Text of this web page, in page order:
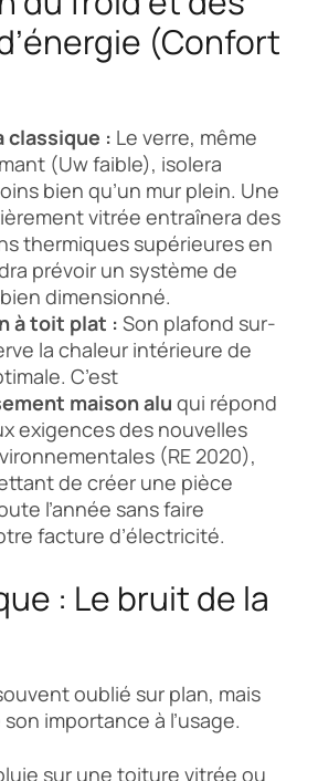
(Confort
classique : Le verre, même
(Uw faible), isolera
bien qu’un mur plein. Une
vitrée entraînera des
thermiques supérieures en
prévoir un système de
dimensionné.
à toit plat : Son plafond sur-
la chaleur intérieure de
C’est
maison alu qui répond
exigences des nouvelles
(RE 2020),
de créer une pièce
l’année sans faire
facture d’électricité.
: Le bruit de la
oublié sur plan, mais
importance à l’usage.
sur une toiture vitrée ou